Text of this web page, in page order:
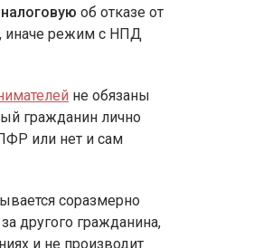
об отказе от
иначе режим с НПД
не обязаны
гражданин лично
или нет и сам
соразмерно
другого гражданина,
и не производит